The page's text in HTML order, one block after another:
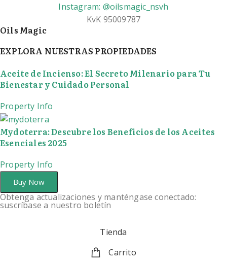
Instagram: @oilsmagic_nsvh
KvK 95009787
Oils Magic
EXPLORA NUESTRAS PROPIEDADES
Aceite de Incienso: El Secreto Milenario para Tu
Bienestar y Cuidado Personal
Property Info
Mydoterra: Descubre los Beneficios de los Aceites
Esenciales 2025
Property Info
Buy Now
Obtenga actualizaciones y manténgase conectado:
suscríbase a nuestro boletín
Tienda
Carrito